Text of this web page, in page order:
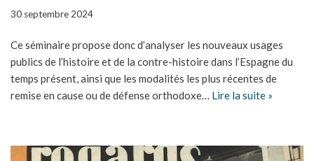
30 septembre 2024
Ce séminaire propose donc d’analyser les nouveaux usages
publics de l’histoire et de la contre-histoire dans l’Espagne du
temps présent, ainsi que les modalités les plus récentes de
remise en cause ou de défense orthodoxe… Lire la suite »